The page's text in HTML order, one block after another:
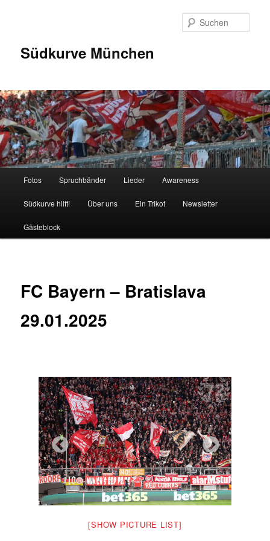
Südkurve München
Fotos Spruchbänder Lieder Awareness
Südkurve hilft! Über uns Ein Trikot Newsletter
Gästeblock
FC Bayern – Bratislava
29.01.2025
[SHOW PICTURE LIST]